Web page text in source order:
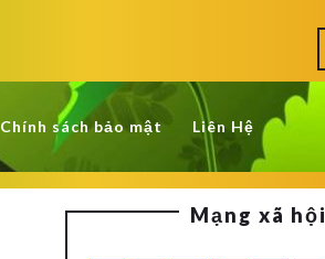
Chính sách bảo mật Liên Hệ
Mạng xã hội